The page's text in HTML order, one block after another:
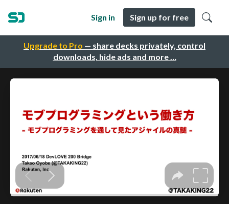
Upgrade to Pro — share decks privately, control
downloads, hide ads and more …
Sign in Sign up for free